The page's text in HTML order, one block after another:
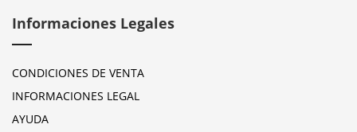
Informaciones Legales
CONDICIONES DE VENTA
INFORMACIONES LEGAL
AYUDA